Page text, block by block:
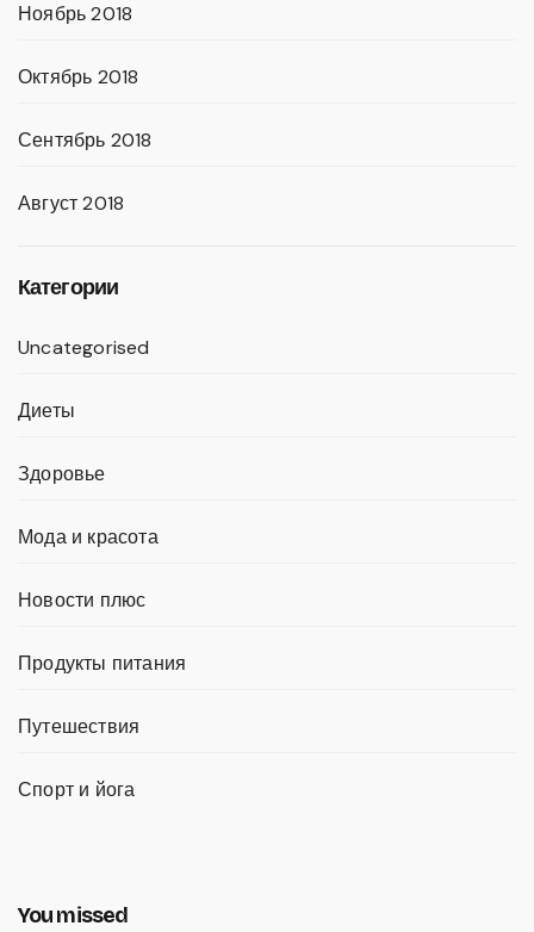
Ноябрь 2018
Октябрь 2018
Сентябрь 2018
Август 2018
Категории
Uncategorised
Диеты
Здоровье
Мода и красота
Новости плюс
Продукты питания
Путешествия
Спорт и йога
You missed